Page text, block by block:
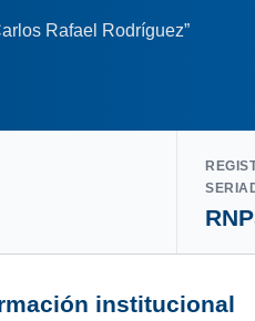
Rafael Rodríguez”
institucional